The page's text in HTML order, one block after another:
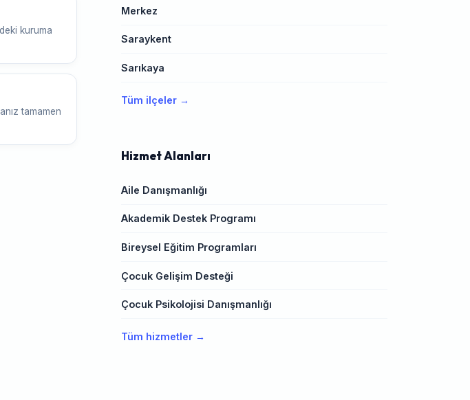
kuruma
tamamen
Merkez
Saraykent
Sarıkaya
Tüm ilçeler →
Hizmet Alanları
Aile Danışmanlığı
Akademik Destek Programı
Bireysel Eğitim Programları
Çocuk Gelişim Desteği
Çocuk Psikolojisi Danışmanlığı
Tüm hizmetler →